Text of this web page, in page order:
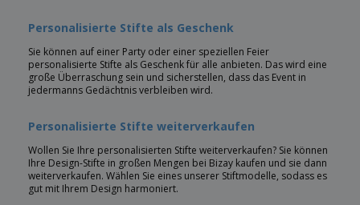
Personalisierte Stifte als Geschenk
Sie können auf einer Party oder einer speziellen Feier
personalisierte Stifte als Geschenk für alle anbieten. Das wird eine
große Überraschung sein und sicherstellen, dass das Event in
jedermanns Gedächtnis verbleiben wird.
Personalisierte Stifte weiterverkaufen
Wollen Sie Ihre personalisierten Stifte weiterverkaufen? Sie können
Ihre Design-Stifte in großen Mengen bei Bizay kaufen und sie dann
weiterverkaufen. Wählen Sie eines unserer Stiftmodelle, sodass es
gut mit Ihrem Design harmoniert.